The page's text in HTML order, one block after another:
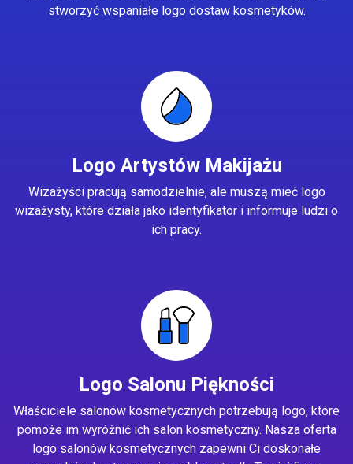
stworzyć wspaniałe logo dostaw kosmetyków.
Logo Artystów Makijażu
Wizażyści pracują samodzielnie, ale muszą mieć logo
wizażysty, które działa jako identyfikator i informuje ludzi o
ich pracy.
Logo Salonu Piękności
Właściciele salonów kosmetycznych potrzebują logo, które
pomoże im wyróżnić ich salon kosmetyczny. Nasza oferta
logo salonów kosmetycznych zapewni Ci doskonałe